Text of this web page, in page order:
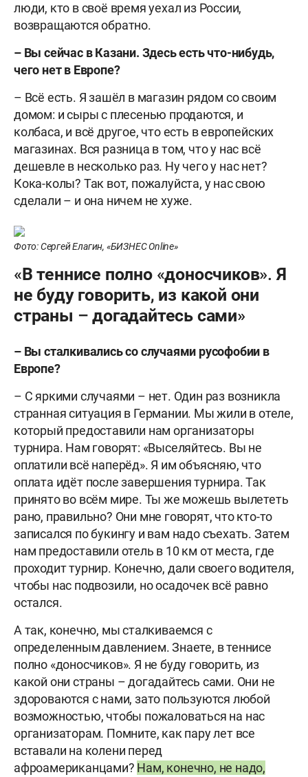
люди, кто в своё время уехал из России,
возвращаются обратно.
– Вы сейчас в Казани. Здесь есть что-нибудь,
чего нет в Европе?
– Всё есть. Я зашёл в магазин рядом со своим
домом: и сыры с плесенью продаются, и
колбаса, и всё другое, что есть в европейских
магазинах. Вся разница в том, что у нас всё
дешевле в несколько раз. Ну чего у нас нет?
Кока-колы? Так вот, пожалуйста, у нас свою
сделали – и она ничем не хуже.
Фото: Сергей Елагин, «БИЗНЕС Online»
«В теннисе полно «доносчиков». Я
не буду говорить, из какой они
страны – догадайтесь сами»
– Вы сталкивались со случаями русофобии в
Европе?
– С яркими случаями – нет. Один раз возникла
странная ситуация в Германии. Мы жили в отеле,
который предоставили нам организаторы
турнира. Нам говорят: «Выселяйтесь. Вы не
оплатили всё наперёд». Я им объясняю, что
оплата идёт после завершения турнира. Так
принято во всём мире. Ты же можешь вылететь
рано, правильно? Они мне говорят, что кто-то
записался по букингу и вам надо съехать. Затем
нам предоставили отель в 10 км от места, где
проходит турнир. Конечно, дали своего водителя,
чтобы нас подвозили, но осадочек всё равно
остался.
А так, конечно, мы сталкиваемся с
определенным давлением. Знаете, в теннисе
полно «доносчиков». Я не буду говорить, из
какой они страны – догадайтесь сами. Они не
здороваются с нами, зато пользуются любой
возможностью, чтобы пожаловаться на нас
организаторам. Помните, как пару лет все
вставали на колени перед
афроамериканцами? Нам, конечно, не надо,